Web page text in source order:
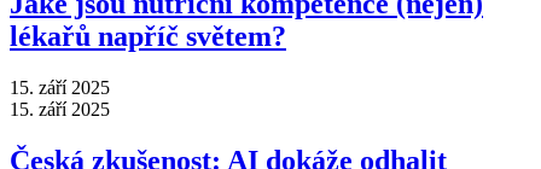
lékařů napříč světem?
15. září 2025
15. září 2025
Česká zkušenost: AI dokáže odhalit